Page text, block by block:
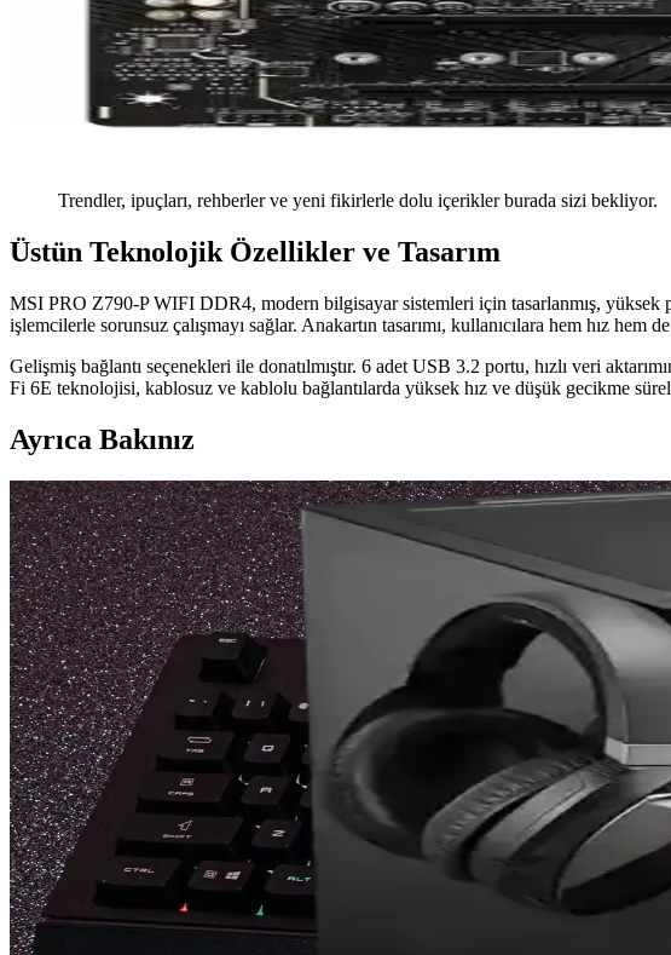
Trendler, ipuçları, rehberler ve yeni fikirlerle dolu içerikler burada sizi bekliyor.
Üstün Teknolojik Özellikler ve Tasarım
MSI PRO Z790-P WIFI DDR4, modern bilgisayar sistemleri için tasarlanmış,
işlemcilerle sorunsuz çalışmayı sağlar. Anakartın tasarımı, kullanıcılara hem hız
Gelişmiş bağlantı seçenekleri ile donatılmıştır. 6 adet USB 3.2 portu, hızlı veri
Fi 6E teknolojisi, kablosuz ve kablolu bağlantılarda yüksek hız ve düşük gecikme
Ayrıca Bakınız
Mini Split Klima Arızalarında Elektriksel Kontroller ve Sorun
Mini split klima arızalarında elektriksel bağlantılar, voltaj ölçümleri, anakart ve
Chromebook Anakart Tasarımlarında Tek Taraflı PCB ve SoC
Chromebook anakartları, SoC teknolojisi sayesinde tek taraflı PCB ile sadeleştirilmiş,
PS4 HDMI Port Değişimi: Teknik Adımlar, Lehim Kalitesi ve İlk
PS4 HDMI port değişimi, teknik bilgi ve doğru ekipman gerektirir. Lehim kalitesi,
MSI MSI MB Pro B650M-A Wifi Anakart İncelemesi: Yüksek
MSI MSI MB Pro B650M-A Wifi anakart, DDR5, Wi-Fi 6E ve Bluetooth özellikleriyle
Proje Zero Anakart ve Elektronik Sektöründeki Güncel
Anakartlar, elektronik ve gadget sektöründe temel bileşenlerdir. Proje Zero hakkında